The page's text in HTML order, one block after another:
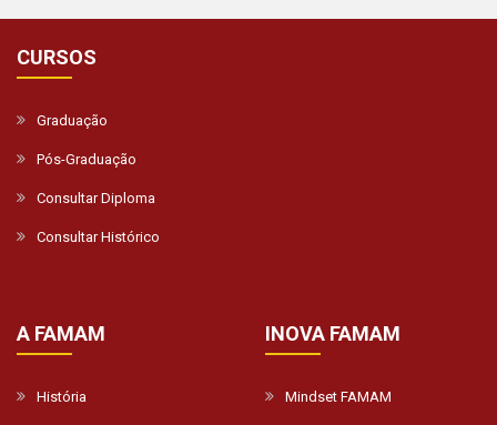
CURSOS
Graduação
Pós-Graduação
Consultar Diploma
Consultar Histórico
A FAMAM
História
INOVA FAMAM
Mindset FAMAM